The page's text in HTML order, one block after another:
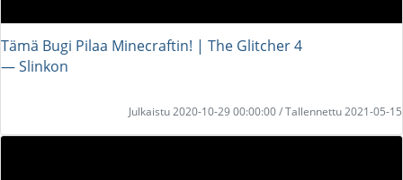
Tämä Bugi Pilaa Minecraftin! | The Glitcher 4
― Slinkon
Julkaistu 2020-10-29 00:00:00 / Tallennettu 2021-05-15